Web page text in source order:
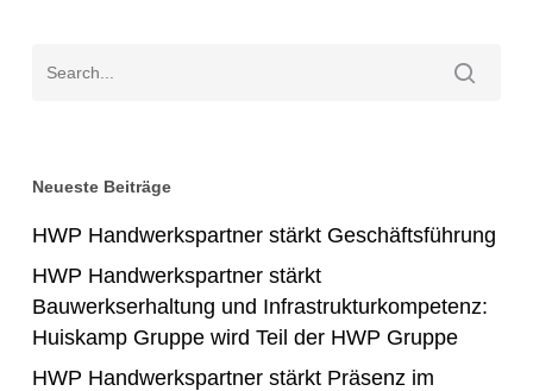
Neueste Beiträge
HWP Handwerkspartner stärkt Geschäftsführung
HWP Handwerkspartner stärkt
Bauwerkserhaltung und Infrastrukturkompetenz:
Huiskamp Gruppe wird Teil der HWP Gruppe
HWP Handwerkspartner stärkt Präsenz im